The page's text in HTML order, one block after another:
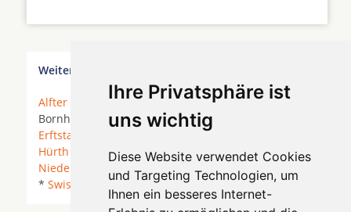
Ihre Privatsphäre ist
uns wichtig
Diese Website verwendet Cookies
und Targeting Technologien, um
Ihnen ein besseres Internet-
Weitere Orte in der Nähe von Remagen
Alfter * Bergisch Gladbach *Bonn* Bornheim*
Bornheim (Rheinland) *Brühl (Rheinland)
Erftstadt
Frechen* Hennef (Sieg) *
Hürth * Kerpen *Köln* Lohmar *Neuss*
Niederkassel
* Rösrath *Sankt Augustin
* Siegburg
* Swisttal Troisdorf*Weilerswist*Wesseling*